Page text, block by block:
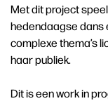
Met dit project
hedendaagse dans
complexe thema’s
haar publiek.
Dit is een work in